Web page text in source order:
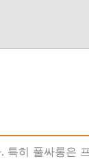
특히 풀싸롱은